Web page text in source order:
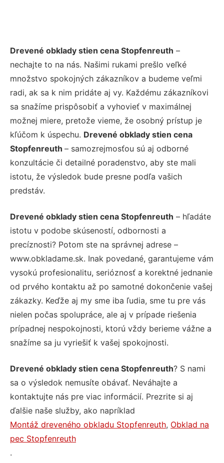
Drevené obklady stien cena Stopfenreuth –
nechajte to na nás. Našimi rukami prešlo veľké
množstvo spokojných zákazníkov a budeme veľmi
radi, ak sa k nim pridáte aj vy. Každému zákazníkovi
sa snažíme prispôsobiť a vyhovieť v maximálnej
možnej miere, pretože vieme, že osobný prístup je
kľúčom k úspechu. Drevené obklady stien cena
Stopfenreuth – samozrejmosťou sú aj odborné
konzultácie či detailné poradenstvo, aby ste mali
istotu, že výsledok bude presne podľa vašich
predstáv.
Drevené obklady stien cena Stopfenreuth – hľadáte
istotu v podobe skúseností, odbornosti a
precíznosti? Potom ste na správnej adrese –
www.obkladame.sk. Inak povedané, garantujeme vám
vysokú profesionalitu, serióznosť a korektné jednanie
od prvého kontaktu až po samotné dokončenie vašej
zákazky. Keďže aj my sme iba ľudia, sme tu pre vás
nielen počas spolupráce, ale aj v prípade riešenia
prípadnej nespokojnosti, ktorú vždy berieme vážne a
snažíme sa ju vyriešiť k vašej spokojnosti.
Drevené obklady stien cena Stopfenreuth? S nami
sa o výsledok nemusíte obávať. Neváhajte a
kontaktujte nás pre viac informácií. Prezrite si aj
ďalšie naše služby, ako napríklad
Montáž dreveného obkladu Stopfenreuth, Obklad na
pec Stopfenreuth
.